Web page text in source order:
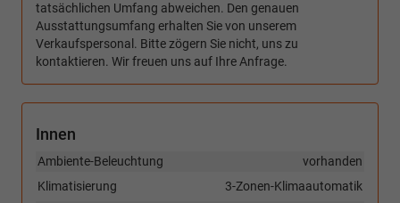
tatsächlichen Umfang abweichen. Den genauen
Ausstattungsumfang erhalten Sie von unserem
Verkaufspersonal. Bitte zögern Sie nicht, uns zu
kontaktieren. Wir freuen uns auf Ihre Anfrage.
Innen
vorhanden
Ambiente-Beleuchtung
3-Zonen-Klimaautomatik
Klimatisierung